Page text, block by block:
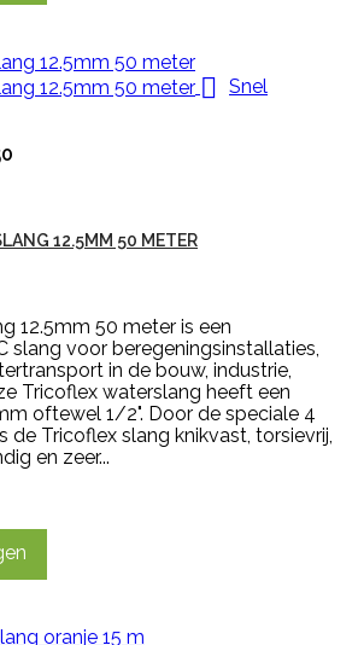
 Snel
12.5MM 50 METER
12.5mm 50 meter is een
slang voor beregeningsinstallaties,
in de bouw, industrie,
Tricoflex waterslang heeft een
oftewel 1/2". Door de speciale 4
de Tricoflex slang knikvast, torsievrij,
en zeer...